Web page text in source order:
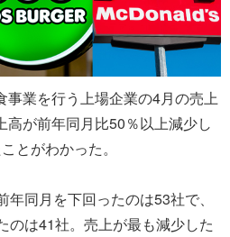
事業を行う上場企業の4月の売上
が前年同月比50％以上減少し
とがわかった。
同月を下回ったのは53社で、
のは41社。売上が最も減少した